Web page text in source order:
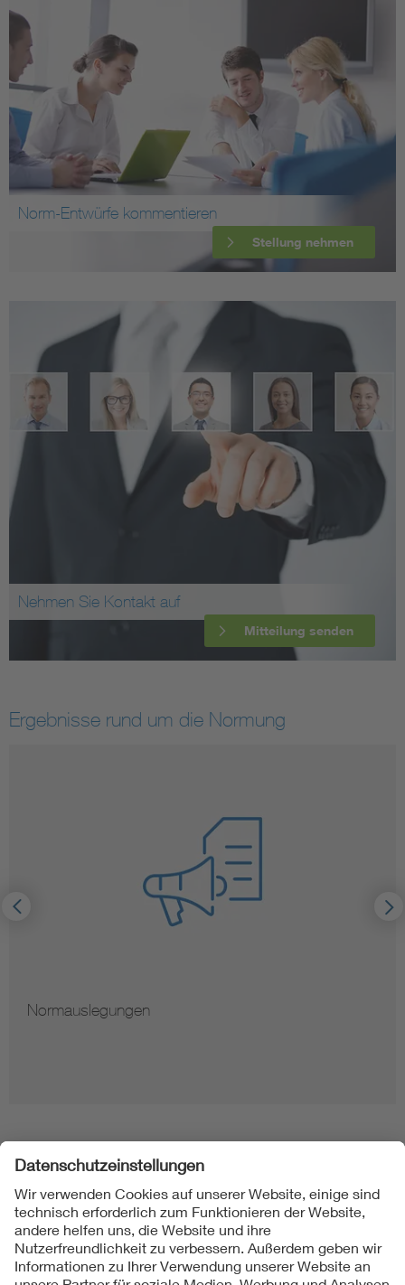
Norm-Entwürfe kommentieren
Stellung nehmen
Nehmen Sie Kontakt auf
Mitteilung senden
Ergebnisse rund um die Normung
Normauslegungen
Folgen Sie uns